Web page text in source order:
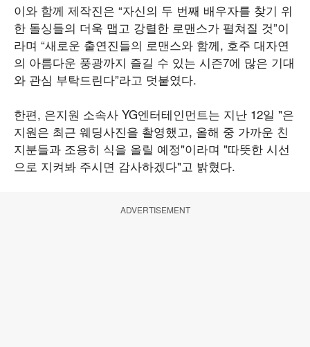
이와 함께 제작진은 “자신의 두 번째 배우자를 찾기 위
한 돌싱들의 더욱 맵고 강렬한 로맨스가 펼쳐질 것”이
라며 “새로운 출연진들의 로맨스와 함께, 호주 대자연
의 아름다운 풍광까지 즐길 수 있는 시즌7에 많은 기대
와 관심 부탁드린다”라고 덧붙였다.
한편, 은지원 소속사 YG엔터테인먼트는 지난 12일 "은
지원은 최근 웨딩사진을 촬영했고, 올해 중 가까운 친
지분들과 조용히 식을 올릴 예정"이라며 "따뜻한 시선
으로 지켜봐 주시면 감사하겠다"고 밝혔다.
ADVERTISEMENT